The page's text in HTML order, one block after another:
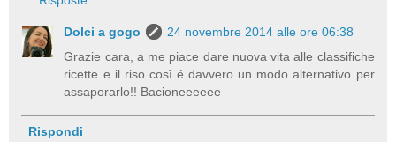
Dolci a gogo
24 novembre 2014 alle ore 06:38
Grazie cara, a me piace dare nuova vita alle classifiche
ricette e il riso così é davvero un modo alternativo per
assaporarlo!! Bacioneeeeee
Rispondi